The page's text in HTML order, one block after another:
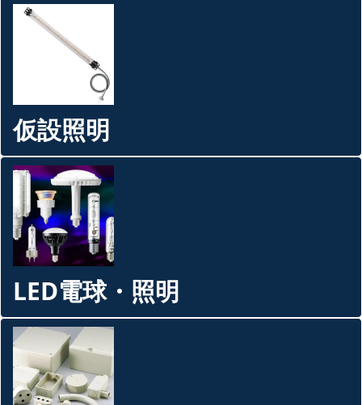
仮設照明
LED電球・照明